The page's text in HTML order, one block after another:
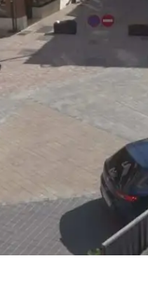
via Email